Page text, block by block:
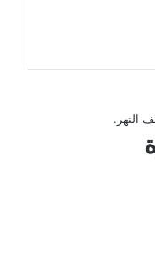
النهر.